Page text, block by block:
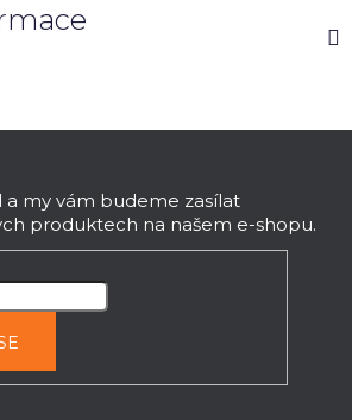
a my vám budeme zasílat
produktech na našem e-shopu.